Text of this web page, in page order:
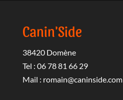
Canin'Side
38420 Domène
Tel : 06 78 81 66 29
Mail : romain@caninside.com